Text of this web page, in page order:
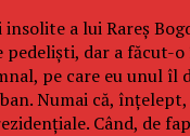
a lui Rareș
dar a făcut-
pe care eu unul
Numai că,
Când, de